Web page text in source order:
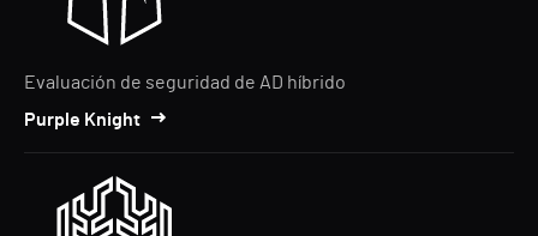
Evaluación de seguridad de AD híbrido
Purple Knight